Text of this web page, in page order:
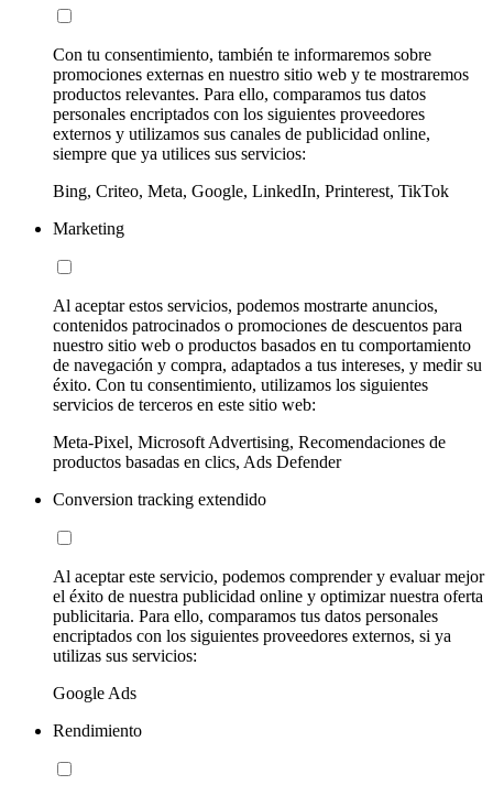
Con tu consentimiento, también te informaremos sobre
promociones externas en nuestro sitio web y te mostraremos
productos relevantes. Para ello, comparamos tus datos
personales encriptados con los siguientes proveedores
externos y utilizamos sus canales de publicidad online,
siempre que ya utilices sus servicios:
Bing, Criteo, Meta, Google, LinkedIn, Printerest, TikTok
Marketing
Al aceptar estos servicios, podemos mostrarte anuncios,
contenidos patrocinados o promociones de descuentos para
nuestro sitio web o productos basados en tu comportamiento
de navegación y compra, adaptados a tus intereses, y medir su
éxito. Con tu consentimiento, utilizamos los siguientes
servicios de terceros en este sitio web:
Meta-Pixel, Microsoft Advertising, Recomendaciones de
productos basadas en clics, Ads Defender
Conversion tracking extendido
Al aceptar este servicio, podemos comprender y evaluar mejor
el éxito de nuestra publicidad online y optimizar nuestra oferta
publicitaria. Para ello, comparamos tus datos personales
encriptados con los siguientes proveedores externos, si ya
utilizas sus servicios:
Google Ads
Rendimiento